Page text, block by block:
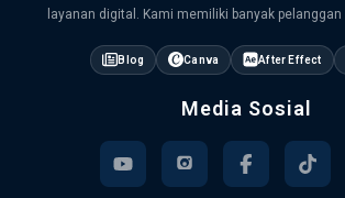
layanan digital. Kami memiliki banyak
Blog Canva After Effect
Media Sosial